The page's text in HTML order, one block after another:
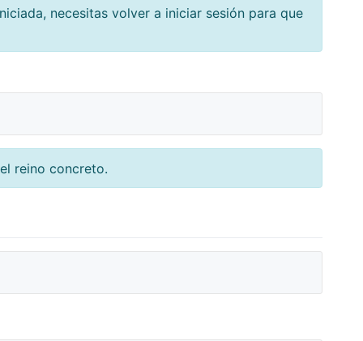
necesitas volver a iniciar sesión para que
reino concreto.